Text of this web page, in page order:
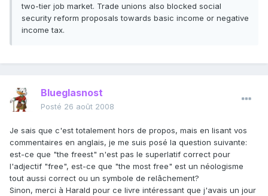
two-tier job market. Trade unions also blocked social
security reform proposals towards basic income or negative
income tax.
Blueglasnost
Posté 26 août 2008
Je sais que c'est totalement hors de propos, mais en lisant vos
commentaires en anglais, je me suis posé la question suivante:
est-ce que "the freest" n'est pas le superlatif correct pour
l'adjectif "free", est-ce que "the most free" est un néologisme
tout aussi correct ou un symbole de relâchement?
Sinon, merci à Harald pour ce livre intéressant que j'avais un jour